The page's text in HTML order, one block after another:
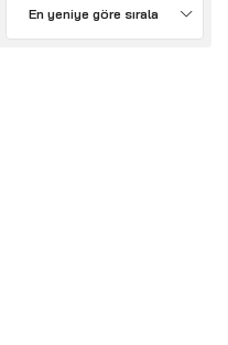
En yeniye göre sırala